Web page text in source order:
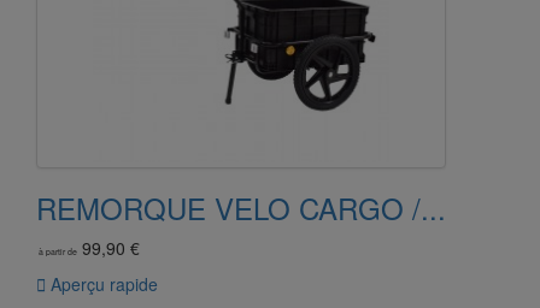
REMORQUE VELO CARGO /...
à partir de 99,90 €
 Aperçu rapide